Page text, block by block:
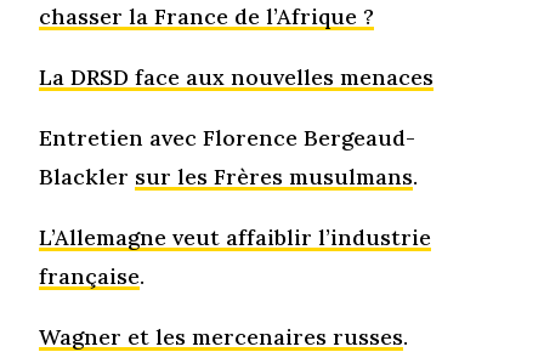
chasser la France de l’Afrique ?
La DRSD face aux nouvelles menaces
Entretien avec Florence Bergeaud-
Blackler sur les Frères musulmans.
L’Allemagne veut affaiblir l’industrie
française.
Wagner et les mercenaires russes.